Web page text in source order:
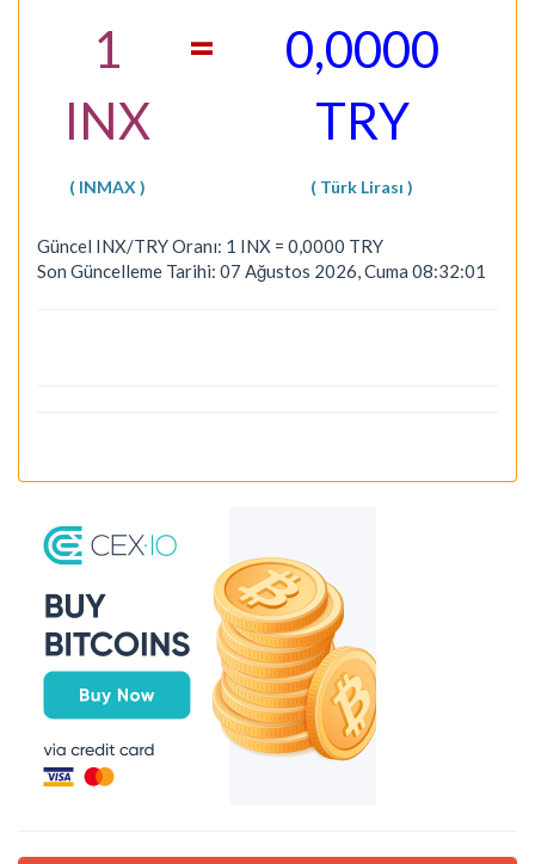
1
INX
=
0,0000
TRY
( INMAX ) ( Türk Lirası )
Güncel INX/TRY Oranı: 1 INX = 0,0000 TRY
Son Güncelleme Tarihi: 07 Ağustos 2026, Cuma 08:32:01